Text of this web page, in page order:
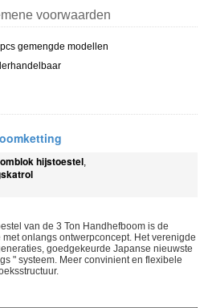
voorwaarden
gemengde modellen
hijstoestel,
van de 3 Ton Handhefboom is de
onlangs ontwerpconcept. Het verenigde
goedgekeurde Japanse nieuwste
" systeem. Meer convinient en flexibele